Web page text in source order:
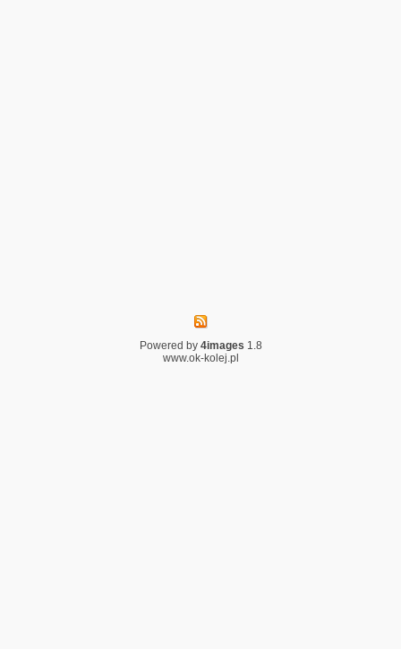
Powered by 4images 1.8
www.ok-kolej.pl